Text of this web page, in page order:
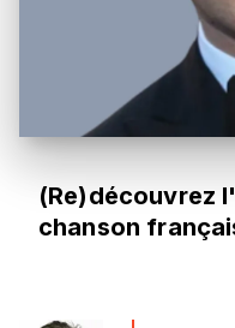
(Re)découvrez
chanson